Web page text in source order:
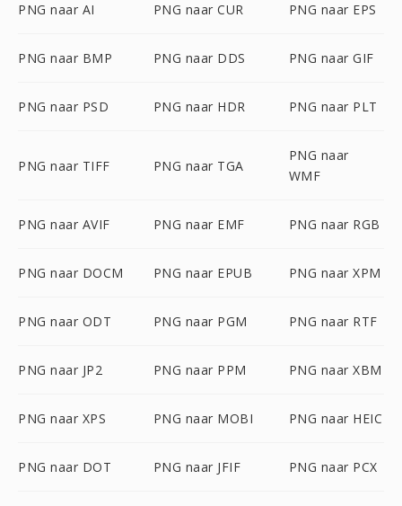
PNG naar AI PNG naar CUR PNG naar EPS
PNG naar BMP PNG naar DDS PNG naar GIF
PNG naar PSD PNG naar HDR PNG naar PLT
PNG naar TIFF PNG naar TGA
PNG naar
WMF
PNG naar AVIF PNG naar EMF PNG naar RGB
PNG naar DOCM PNG naar EPUB PNG naar XPM
PNG naar ODT PNG naar PGM PNG naar RTF
PNG naar JP2 PNG naar PPM PNG naar XBM
PNG naar XPS PNG naar MOBI PNG naar HEIC
PNG naar DOT PNG naar JFIF PNG naar PCX